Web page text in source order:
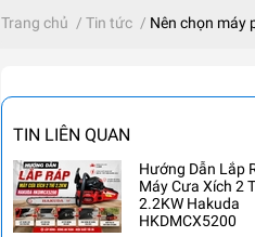
Trang chủ / Tin tức / Nên chọn máy
TIN LIÊN QUAN
Hướng Dẫn Lắp
Máy Cưa Xích 2
2.2KW Hakuda
HKDMCX5200